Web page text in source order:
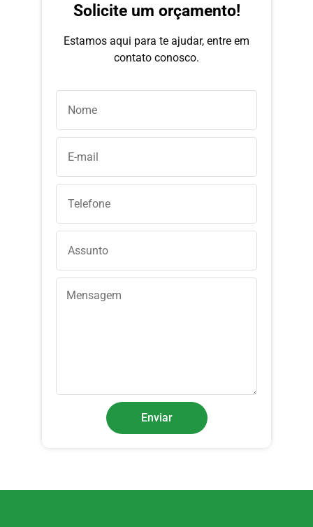
Solicite um orçamento!
Estamos aqui para te ajudar, entre em
contato conosco.
Enviar